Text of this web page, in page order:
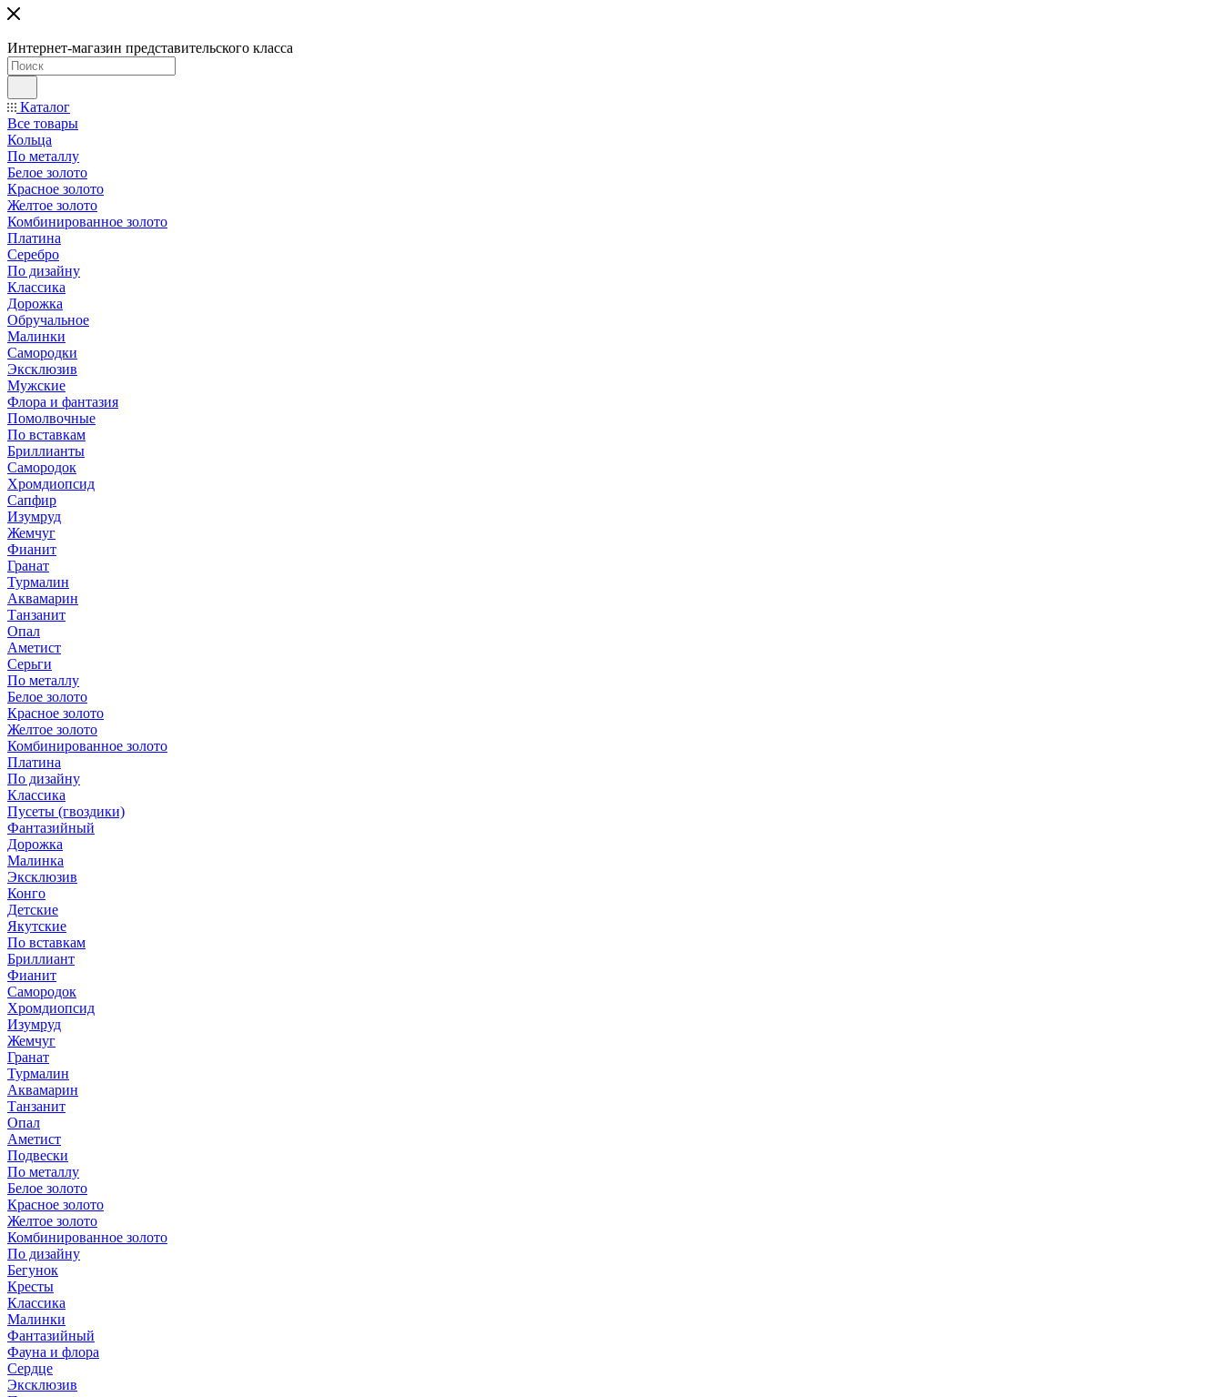
Интернет-магазин представительского класса
Каталог
Все товары
Кольца
По металлу
Белое золото
Красное золото
Желтое золото
Комбинированное золото
Платина
Серебро
По дизайну
Классика
Дорожка
Обручальное
Малинки
Самородки
Эксклюзив
Мужские
Флора и фантазия
Помолвочные
По вставкам
Бриллианты
Самородок
Хромдиопсид
Сапфир
Изумруд
Жемчуг
Фианит
Гранат
Турмалин
Аквамарин
Танзанит
Опал
Аметист
Серьги
По металлу
Белое золото
Красное золото
Желтое золото
Комбинированное золото
Платина
По дизайну
Классика
Пусеты (гвоздики)
Фантазийный
Дорожка
Малинка
Эксклюзив
Конго
Детские
Якутские
По вставкам
Бриллиант
Фианит
Самородок
Хромдиопсид
Изумруд
Жемчуг
Гранат
Турмалин
Аквамарин
Танзанит
Опал
Аметист
Подвески
По металлу
Белое золото
Красное золото
Желтое золото
Комбинированное золото
По дизайну
Бегунок
Кресты
Классика
Малинки
Фантазийный
Фауна и флора
Сердце
Эксклюзив